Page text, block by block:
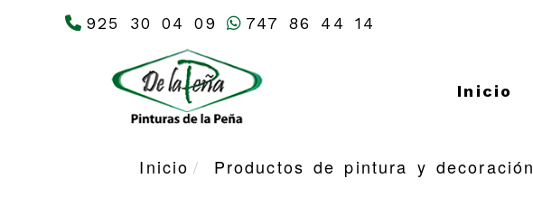
925 30 04 09 747 86 44 14
Inicio
Inicio Productos de pintura y decoración